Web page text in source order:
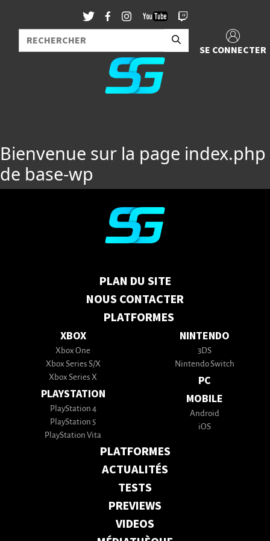
SE CONNECTER
Bienvenue sur la page index.php
de base-wp
PLAN DU SITE
NOUS CONTACTER
PLATFORMES
XBOX
Xbox One
Xbox Series S/X
Xbox Series X
PLAYSTATION
PlayStation 4
PlayStation 5
PlayStation Vita
NINTENDO
3DS
Nintendo Switch
PC
MOBILE
Android
iOS
PLATFORMES
ACTUALITÉS
TESTS
PREVIEWS
VIDEOS